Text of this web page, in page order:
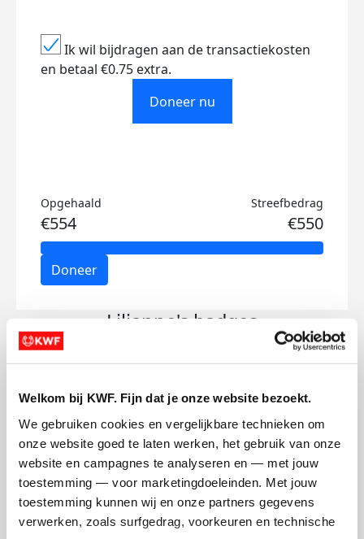
Welkom bij KWF. Fijn dat je onze website bezoekt.
We gebruiken cookies en vergelijkbare technieken om
onze website goed te laten werken, het gebruik van onze
website en campagnes te analyseren en — met jouw
toestemming — voor marketingdoeleinden. Met jouw
toestemming kunnen wij en onze partners gegevens
verwerken, zoals surfgedrag, voorkeuren en technische
Ik wil bijdragen aan de transactiekosten
en betaal €0.75 extra.
Doneer nu
Opgehaald
€554
Streefbedrag
€550
Doneer
Lilianne's badges